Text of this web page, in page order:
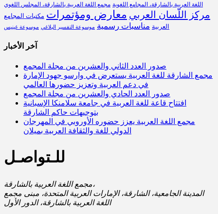
اللغة العربية بالشارقة، المجامع اللغوية مجمع اللغة العربية بالشارقة، المجلس اللغوي
مركز اللّسان العربي معارض ومؤتمرات مكتبات المجامع
العربية مناسبات رسمية موسوعة التفسير البلاغي موسوعة غينيس
آخر الأخبار
صدور العدد الثاني والعشرين من مجلة المجمع
مجمع الشارقة للغة العربية يستعرض في وارسو جهود الإمارة
في دعم العربية وتعزيز حضورها العالمي
صدور العدد الحادي والعشرين من مجلة المجمع
افتتاح قاعة للغة العربية في جامعة سلامنكا الإسبانية
بتوجيهات حاكم الشارقة
مجمع اللغة العربية يعزز حضوره الأوروبي في المهرجان
الدولي للغة والثقافة العربية بميلان
للـتواصـل
مجمع اللغة العربية بالشارقة،
المدينة الجامعية، الشارقة، الإمارات العربية المتحدة، مبنى مجمع
اللغة العربية بالشارقة، الدور الأول